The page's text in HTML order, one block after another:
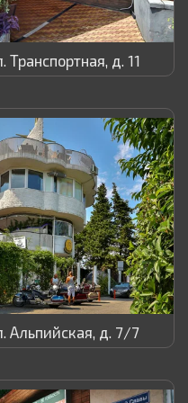
Транспортная, д. 11
Альпийская, д. 7/7